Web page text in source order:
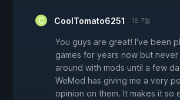
CoolTomato6251 18 7월
You guys are great! I've been
games for years now but never
around with mods until a few
WeMod has giving me a very
opinion on them. It makes it so